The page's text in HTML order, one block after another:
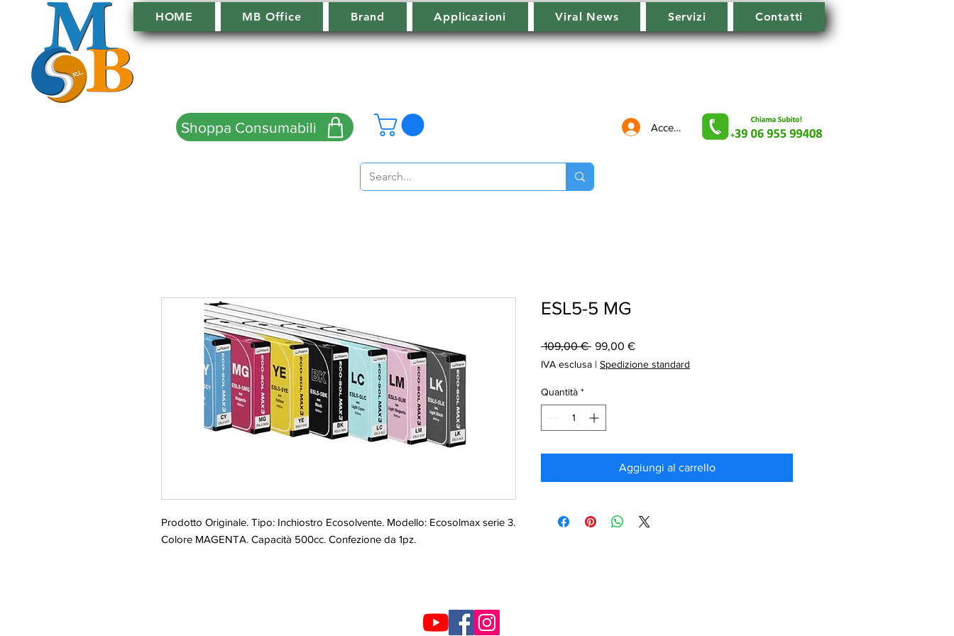
HOME MB Office Brand Applicazioni Viral News Servizi Contatti
Shoppa Consumabili Accedi
Prodotto Originale. Tipo: Inchiostro Ecosolvente. Modello: Ecosolmax serie 3.
Colore MAGENTA. Capacità 500cc. Confezione da 1pz.
ESL5-5 MG
109,00 € Prezzo
99,00 €Prezzo
IVA esclusa | Spedizione standard
Quantità *
Aggiungi al carrello